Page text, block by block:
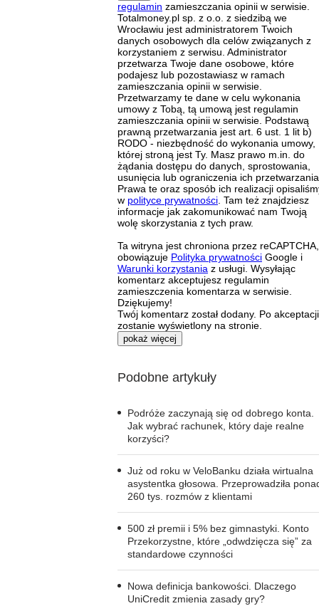
regulamin zamieszczania opinii w serwisie.
Totalmoney.pl sp. z o.o. z siedzibą we
Wrocławiu jest administratorem Twoich
danych osobowych dla celów związanych z
korzystaniem z serwisu. Administrator
przetwarza Twoje dane osobowe, które
podajesz lub pozostawiasz w ramach
zamieszczania opinii w serwisie.
Przetwarzamy te dane w celu wykonania
umowy z Tobą, tą umową jest regulamin
zamieszczania opinii w serwisie. Podstawą
prawną przetwarzania jest art. 6 ust. 1 lit b)
RODO - niezbędność do wykonania umowy,
której stroną jest Ty. Masz prawo m.in. do
żądania dostępu do danych, sprostowania,
usunięcia lub ograniczenia ich
Prawa te oraz sposób ich realizacji
w polityce prywatności. Tam też znajdziesz
informacje jak zakomunikować nam Twoją
wolę skorzystania z tych praw.
Ta witryna jest chroniona przez reCAPTCHA,
obowiązuje Polityka prywatności Google i
Warunki korzystania z usługi. Wysyłając
komentarz akceptujesz regulamin
zamieszczenia komentarza w serwisie.
Dziękujemy!
Twój komentarz został dodany. Po
zostanie wyświetlony na stronie.
pokaż więcej
Podobne artykuły
Podróże zaczynają się od dobrego konta.
Jak wybrać rachunek, który daje realne
korzyści?
Już od roku w VeloBanku działa wirtualna
asystentka głosowa. Przeprowadziła
260 tys. rozmów z klientami
500 zł premii i 5% bez gimnastyki. Konto
Przekorzystne, które „odwdzięcza się” za
standardowe czynności
Nowa definicja bankowości. Dlaczego
UniCredit zmienia zasady gry?